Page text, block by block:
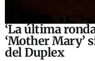
‘La última
‘Mother Mary’
del Duplex